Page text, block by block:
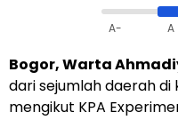
A- A
Bogor, Warta
dari sejumlah daerah
mengikut KPA